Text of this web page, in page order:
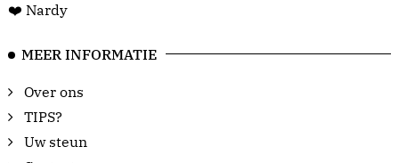
❤️ Nardy
MEER INFORMATIE
Over ons
TIPS?
Uw steun